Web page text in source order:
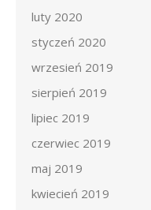
luty 2020
styczeń 2020
wrzesień 2019
sierpień 2019
lipiec 2019
czerwiec 2019
maj 2019
kwiecień 2019